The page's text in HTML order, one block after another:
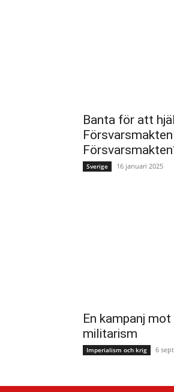
Banta för att
Sverige 16 januari 2025
En kampanj
militarism
Imperialism och krig 6